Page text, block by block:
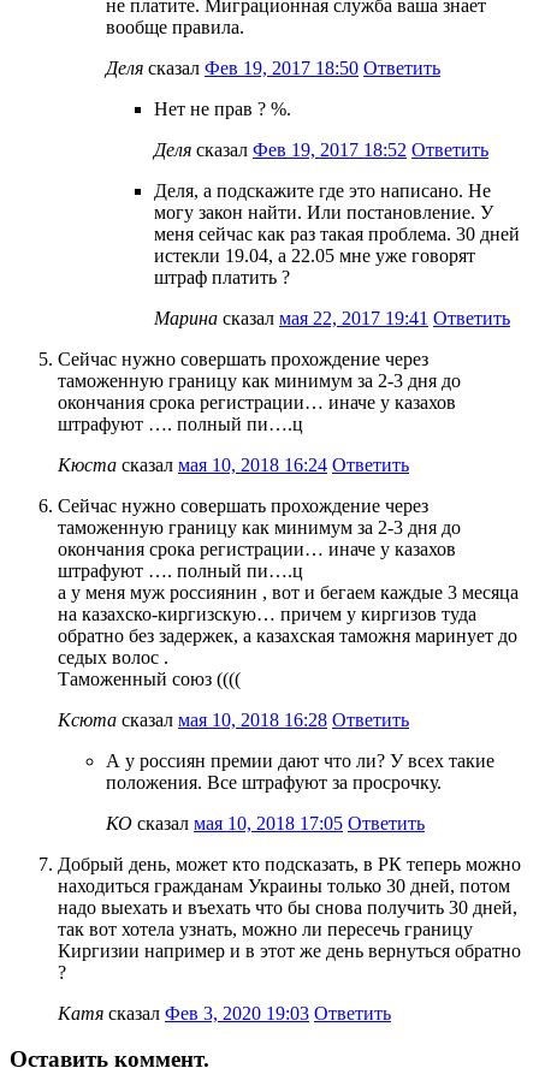
не платите. Миграционная служба ваша знает
вообще правила.
Деля сказал Фев 19, 2017 18:50 Ответить
Нет не прав ? %.
Деля сказал Фев 19, 2017 18:52 Ответить
Деля, а подскажите где это написано. Не
могу закон найти. Или постановление. У
меня сейчас как раз такая проблема. 30 дней
истекли 19.04, а 22.05 мне уже говорят
штраф платить ?
Марина сказал мая 22, 2017 19:41 Ответить
Сейчас нужно совершать прохождение через
таможенную границу как минимум за 2-3 дня до
окончания срока регистрации… иначе у казахов
штрафуют …. полный пи….ц
Кюста сказал мая 10, 2018 16:24 Ответить
Сейчас нужно совершать прохождение через
таможенную границу как минимум за 2-3 дня до
окончания срока регистрации… иначе у казахов
штрафуют …. полный пи….ц
а у меня муж россиянин , вот и бегаем каждые 3 месяца
на казахско-киргизскую… причем у киргизов туда
обратно без задержек, а казахская таможня маринует до
седых волос .
Таможенный союз ((((
Ксюта сказал мая 10, 2018 16:28 Ответить
А у россиян премии дают что ли? У всех такие
положения. Все штрафуют за просрочку.
КО сказал мая 10, 2018 17:05 Ответить
Добрый день, может кто подсказать, в РК теперь можно
находиться гражданам Украины только 30 дней, потом
надо выехать и въехать что бы снова получить 30 дней,
так вот хотела узнать, можно ли пересечь границу
Киргизии например и в этот же день вернуться обратно
?
Катя сказал Фев 3, 2020 19:03 Ответить
Оставить коммент.